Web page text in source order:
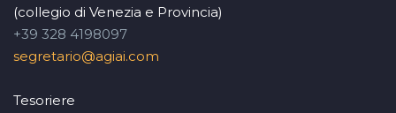
(collegio di Venezia e Provincia)
+39 328 4198097
segretario@agiai.com
Tesoriere